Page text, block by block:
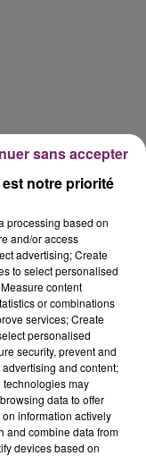
éphémère
notre priorité
processing based on
and/or access
advertising; Create
to select personalised
content
or combinations
services; Create
personalised
security, prevent and
and content;
technologies may
data to offer
information actively
and combine data from
devices based on
sans accepter